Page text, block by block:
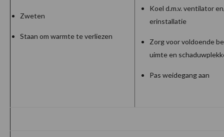
Zweten
Staan om warmte te verliezen
Koel d.m.v. ventilator
erinstallatie
Zorg voor voldoende
uimte en
Pas weidegang aan